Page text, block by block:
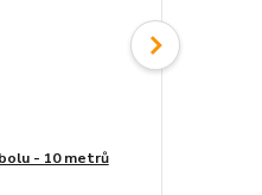
- 10 metrů